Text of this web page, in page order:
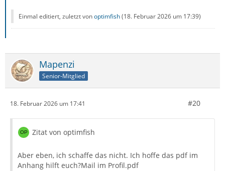
Einmal editiert, zuletzt vonoptimfish(18. Februar 2026 um 17:39)
Mapenzi
Senior-Mitglied
18. Februar 2026 um 17:41 #20
Zitat von optimfish
Aber eben, ich schaffe das nicht. Ich hoffe das pdf im
Anhang hilft euch?Mail im Profil.pdf